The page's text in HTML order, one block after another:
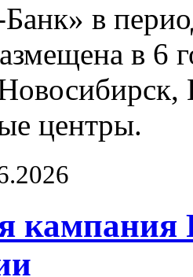
в
в 6
центры.